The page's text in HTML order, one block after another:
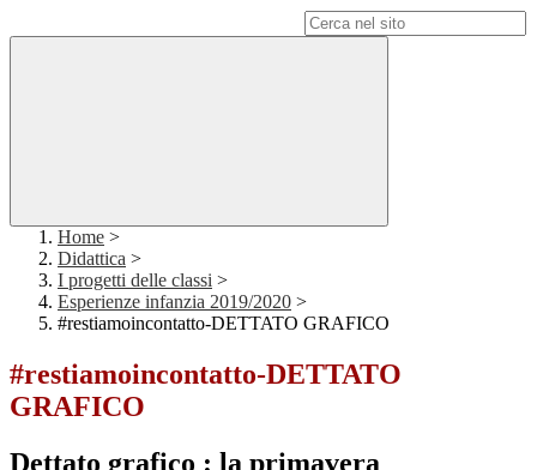
Home >
Didattica >
I progetti delle classi >
Esperienze infanzia 2019/2020 >
#restiamoincontatto-DETTATO GRAFICO
#restiamoincontatto-DETTATO
GRAFICO
Dettato grafico : la primavera